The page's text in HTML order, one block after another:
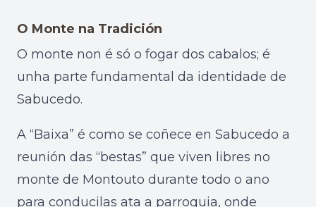
O Monte na Tradición
O monte non é só o fogar dos cabalos; é
unha parte fundamental da identidade de
Sabucedo.
A “Baixa” é como se coñece en Sabucedo a
reunión das “bestas” que viven libres no
monte de Montouto durante todo o ano
para conducilas ata a parroquia, onde